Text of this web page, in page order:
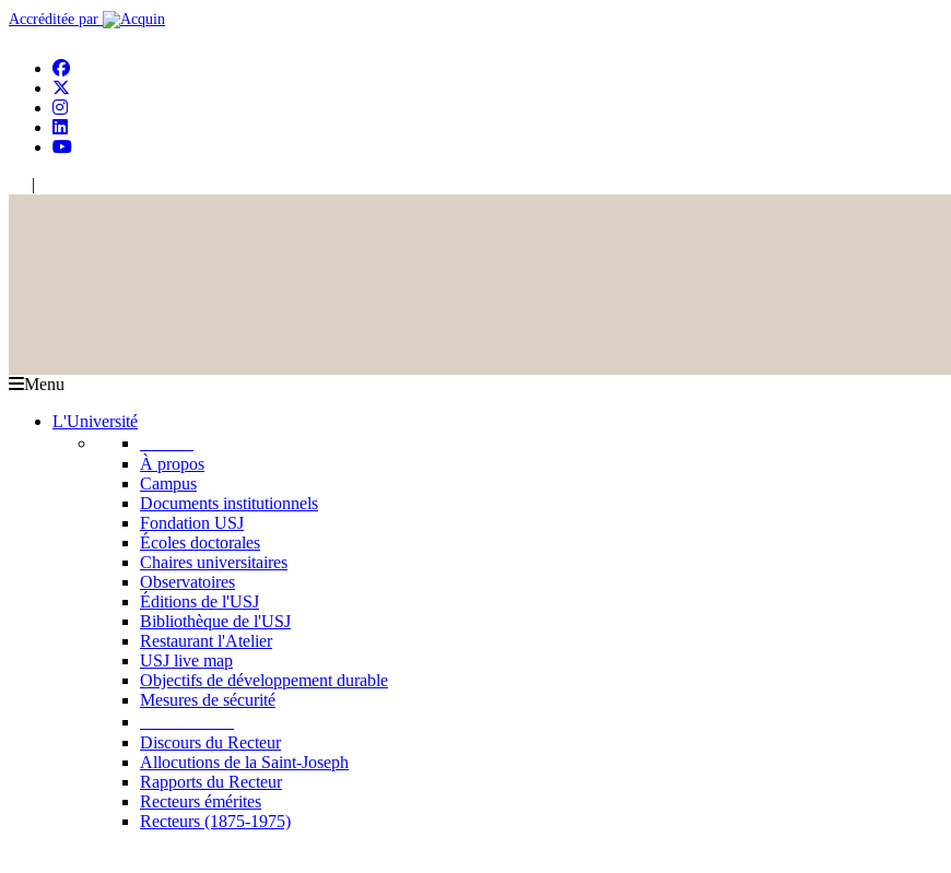
Accréditée par
|
Menu
L'Université
À propos
Campus
Documents institutionnels
Fondation USJ
Écoles doctorales
Chaires universitaires
Observatoires
Éditions de l'USJ
Bibliothèque de l'USJ
Restaurant l'Atelier
USJ live map
Objectifs de développement durable
Mesures de sécurité
Discours du Recteur
Allocutions de la Saint-Joseph
Rapports du Recteur
Recteurs émérites
Recteurs (1875-1975)